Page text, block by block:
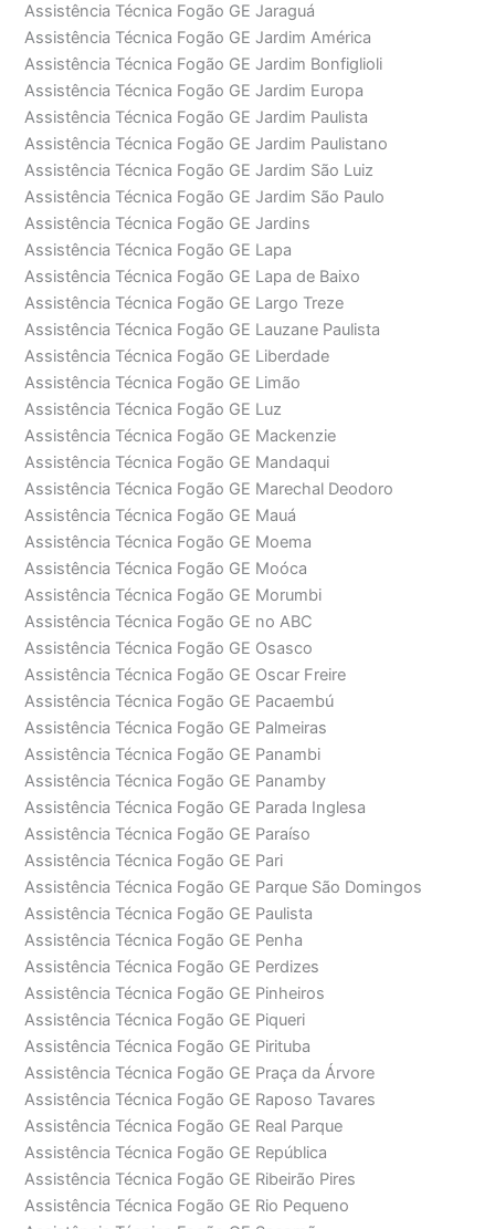
Assistência Técnica Fogão GE Jaraguá
Assistência Técnica Fogão GE Jardim América
Assistência Técnica Fogão GE Jardim Bonfiglioli
Assistência Técnica Fogão GE Jardim Europa
Assistência Técnica Fogão GE Jardim Paulista
Assistência Técnica Fogão GE Jardim Paulistano
Assistência Técnica Fogão GE Jardim São Luiz
Assistência Técnica Fogão GE Jardim São Paulo
Assistência Técnica Fogão GE Jardins
Assistência Técnica Fogão GE Lapa
Assistência Técnica Fogão GE Lapa de Baixo
Assistência Técnica Fogão GE Largo Treze
Assistência Técnica Fogão GE Lauzane Paulista
Assistência Técnica Fogão GE Liberdade
Assistência Técnica Fogão GE Limão
Assistência Técnica Fogão GE Luz
Assistência Técnica Fogão GE Mackenzie
Assistência Técnica Fogão GE Mandaqui
Assistência Técnica Fogão GE Marechal Deodoro
Assistência Técnica Fogão GE Mauá
Assistência Técnica Fogão GE Moema
Assistência Técnica Fogão GE Moóca
Assistência Técnica Fogão GE Morumbi
Assistência Técnica Fogão GE no ABC
Assistência Técnica Fogão GE Osasco
Assistência Técnica Fogão GE Oscar Freire
Assistência Técnica Fogão GE Pacaembú
Assistência Técnica Fogão GE Palmeiras
Assistência Técnica Fogão GE Panambi
Assistência Técnica Fogão GE Panamby
Assistência Técnica Fogão GE Parada Inglesa
Assistência Técnica Fogão GE Paraíso
Assistência Técnica Fogão GE Pari
Assistência Técnica Fogão GE Parque São Domingos
Assistência Técnica Fogão GE Paulista
Assistência Técnica Fogão GE Penha
Assistência Técnica Fogão GE Perdizes
Assistência Técnica Fogão GE Pinheiros
Assistência Técnica Fogão GE Piqueri
Assistência Técnica Fogão GE Pirituba
Assistência Técnica Fogão GE Praça da Árvore
Assistência Técnica Fogão GE Raposo Tavares
Assistência Técnica Fogão GE Real Parque
Assistência Técnica Fogão GE República
Assistência Técnica Fogão GE Ribeirão Pires
Assistência Técnica Fogão GE Rio Pequeno